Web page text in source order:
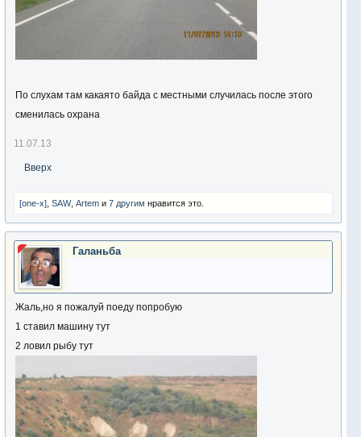
По слухам там какаято байда с местными случилась после этого
сменилась охрана
11.07.13
Вверх
[one-x] SAW, Artem и 7 другим нравится это.
Галаньба
Жаль,но я пожалуй поеду попробую
1 ставил машину тут
2 ловил рыбу тут